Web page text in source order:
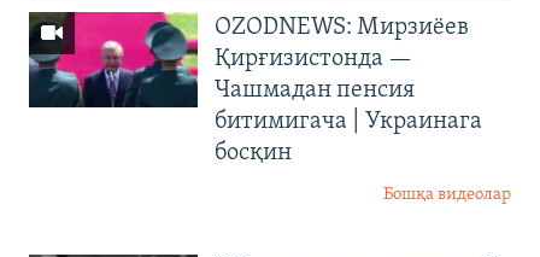
OZODNEWS: Мирзиёев
Қирғизистонда —
Чашмадан пенсия
битимигача | Украинага
босқин
Бошқа видеолар